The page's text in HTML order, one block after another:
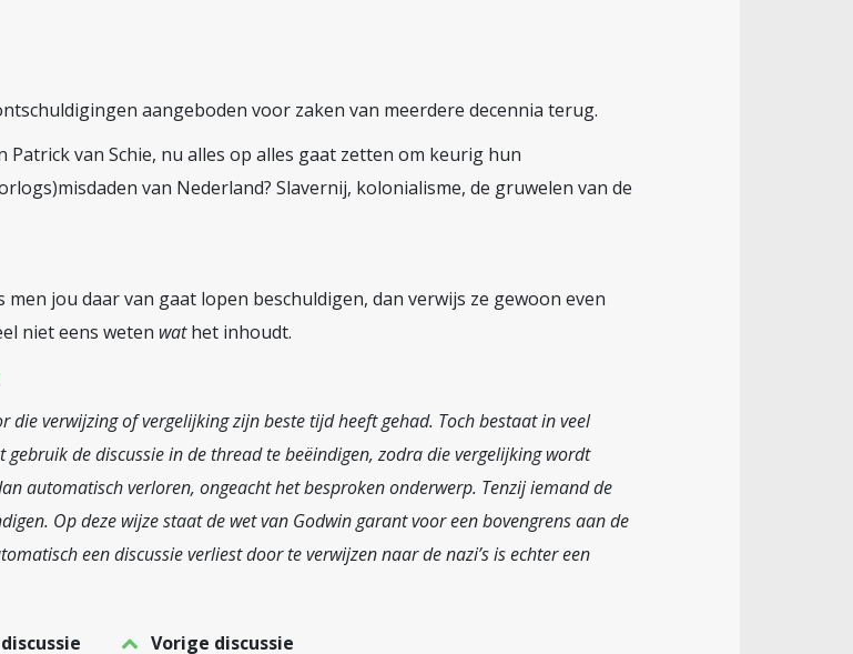
aangeboden voor zaken van meerdere decennia terug.
van Schie, nu alles op alles gaat zetten om keurig hun
van Nederland? Slavernij, kolonialisme, de gruwelen van de
jou daar van gaat lopen beschuldigen, dan verwijs ze gewoon even
niet eens weten wathet inhoudt.
die verwijzing of vergelijking zijn beste tijd heeft gehad. Toch bestaat in veel
de discussie in de thread te beëindigen, zodra die vergelijking wordt
automatisch verloren, ongeacht het besproken onderwerp. Tenzij iemand de
Op deze wijze staat de wet van Godwin garant voor een bovengrens aan de
een discussie verliest door te verwijzen naar de nazi’s is echter een
Vorige discussie